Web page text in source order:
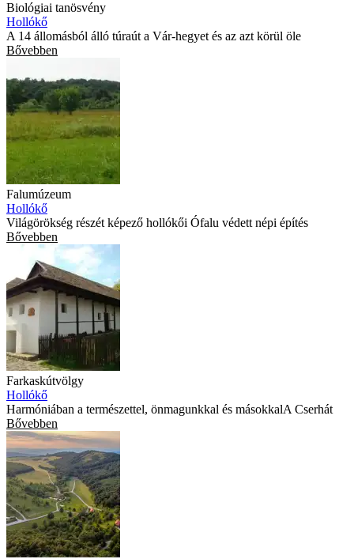
Biológiai tanösvény
Hollókő
A 14 állomásból álló túraút a Vár-hegyet és az azt körül öle
Bővebben
Falumúzeum
Hollókő
Világörökség részét képező hollókői Ófalu védett népi építés
Bővebben
Farkaskútvölgy
Hollókő
Harmóniában a természettel, önmagunkkal és másokkalA Cserhát
Bővebben